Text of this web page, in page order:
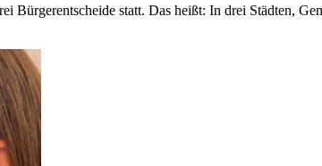
Bürgerentscheide statt. Das heißt: In drei Städten,